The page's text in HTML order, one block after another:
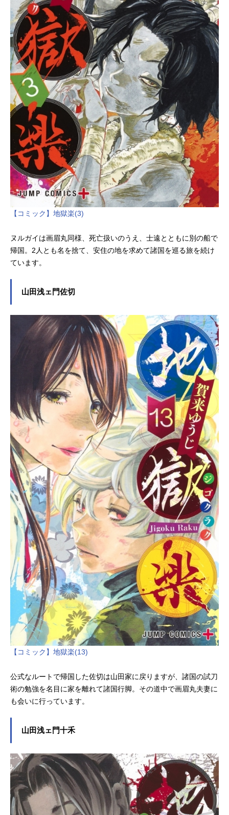
【コミック】地獄楽(3)
ヌルガイは画眉丸同様、死亡扱いのうえ、士遠とともに別の船で
帰国。2人とも名を捨て、安住の地を求めて諸国を巡る旅を続け
ています。
山田浅ェ門佐切
【コミック】地獄楽(13)
公式なルートで帰国した佐切は山田家に戻りますが、諸国の試刀
術の勉強を名目に家を離れて諸国行脚。その道中で画眉丸夫妻に
も会いに行っています。
山田浅ェ門十禾